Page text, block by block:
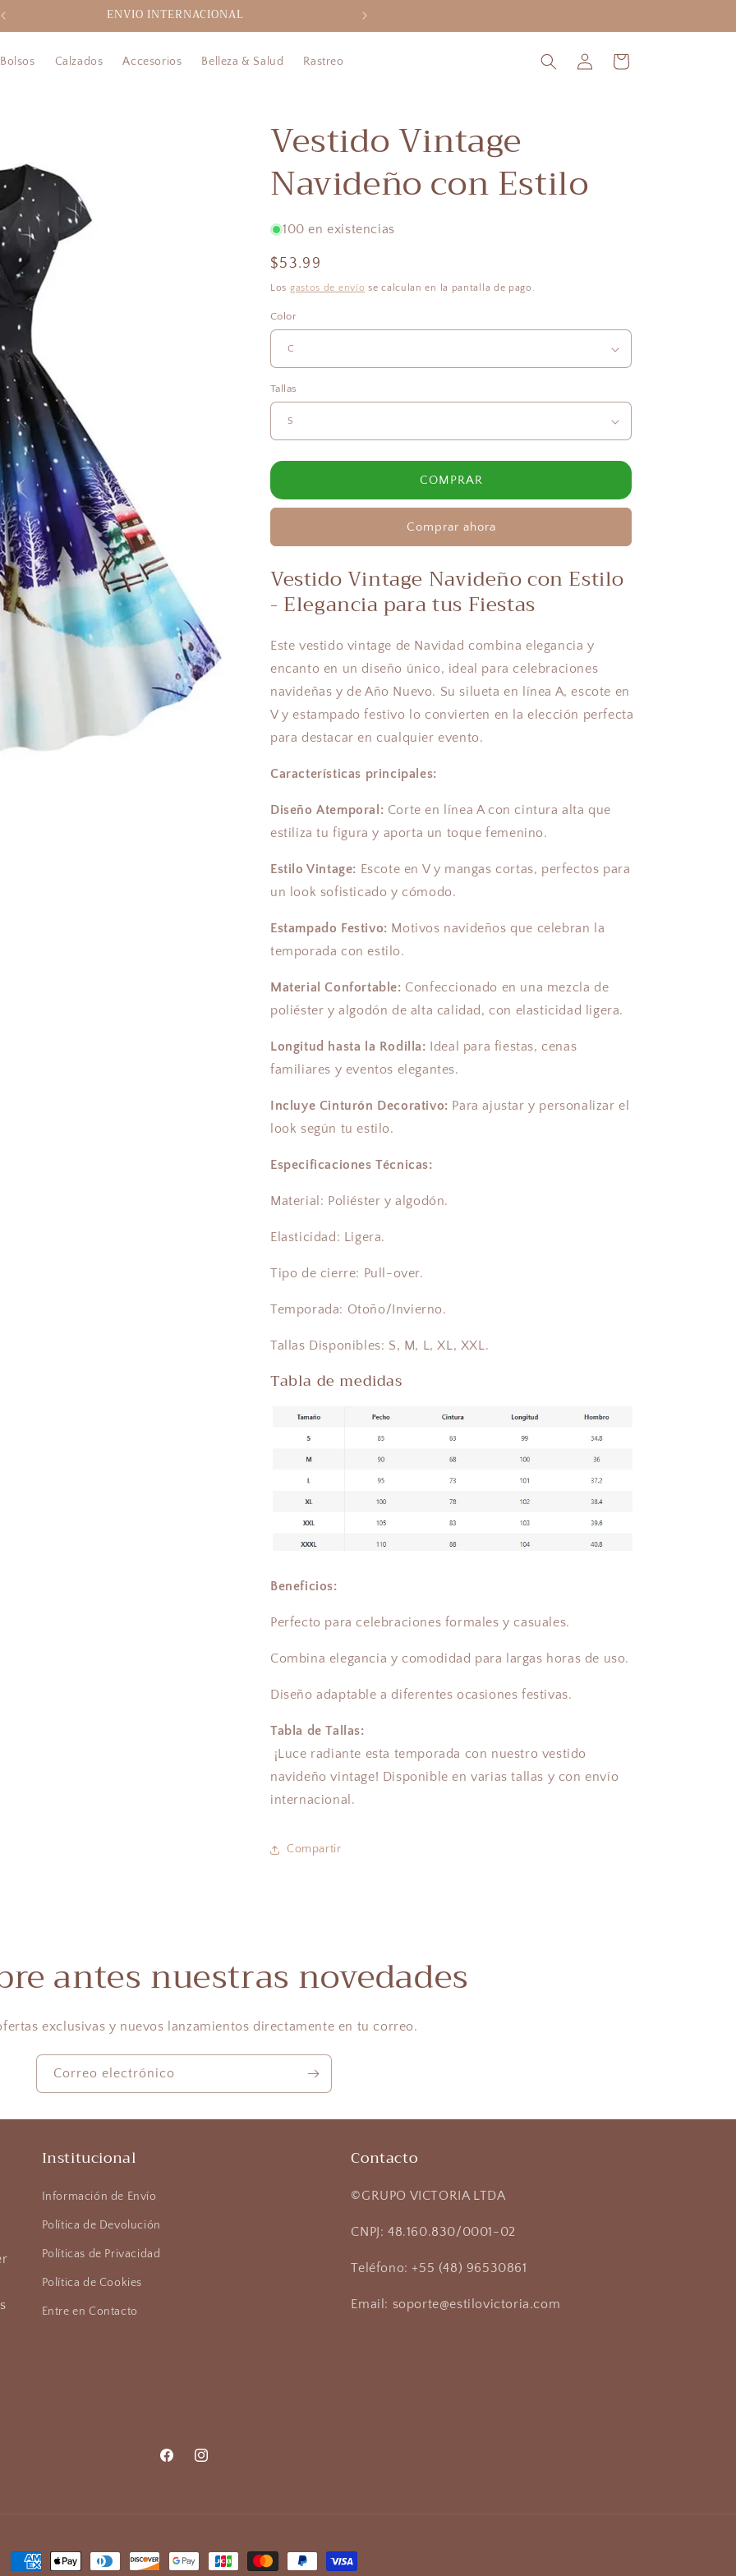
ENVIO INTERNACIONAL
Bolsos Calzados Accesorios Belleza & Salud Rastreo
sesión
Carrito
Vestido Vintage
Navideño con Estilo
100 en existencias
Precio
habitual
$53.99
Los gastos de envío se calculan en la pantalla de pago.
Color
Tallas
COMPRAR
Comprar ahora
Vestido Vintage Navideño con Estilo
- Elegancia para tus Fiestas
Este vestido vintage de Navidad combina elegancia y
encanto en un diseño único, ideal para celebraciones
navideñas y de Año Nuevo. Su silueta en línea A, escote en
V y estampado festivo lo convierten en la elección perfecta
para destacar en cualquier evento.
Características principales:
Diseño Atemporal: Corte en línea A con cintura alta que
estiliza tu figura y aporta un toque femenino.
Estilo Vintage: Escote en V y mangas cortas, perfectos para
un look sofisticado y cómodo.
Estampado Festivo: Motivos navideños que celebran la
temporada con estilo.
Material Confortable: Confeccionado en una mezcla de
poliéster y algodón de alta calidad, con elasticidad ligera.
Longitud hasta la Rodilla: Ideal para fiestas, cenas
familiares y eventos elegantes.
Incluye Cinturón Decorativo: Para ajustar y personalizar el
look según tu estilo.
Especificaciones Técnicas:
Material: Poliéster y algodón.
Elasticidad: Ligera.
Tipo de cierre: Pull-over.
Temporada: Otoño/Invierno.
Tallas Disponibles: S, M, L, XL, XXL.
Tabla de medidas
Beneficios:
Perfecto para celebraciones formales y casuales.
Combina elegancia y comodidad para largas horas de uso.
Diseño adaptable a diferentes ocasiones festivas.
Tabla de Tallas:
¡Luce radiante esta temporada con nuestro vestido
navideño vintage! Disponible en varias tallas y con envío
internacional.
Compartir
antes nuestras novedades
exclusivas y nuevos lanzamientos directamente en tu correo.
Correo electrónico
Institucional
Información de Envío
Política de Devolución
Políticas de Privacidad
Política de Cookies
Entre en Contacto
Contacto
©GRUPO VICTORIA LTDA
CNPJ: 48.160.830/0001-02
Teléfono: +55 (48) 96530861
Email: soporte@estilovictoria.com
FacebookInstagram
Formas